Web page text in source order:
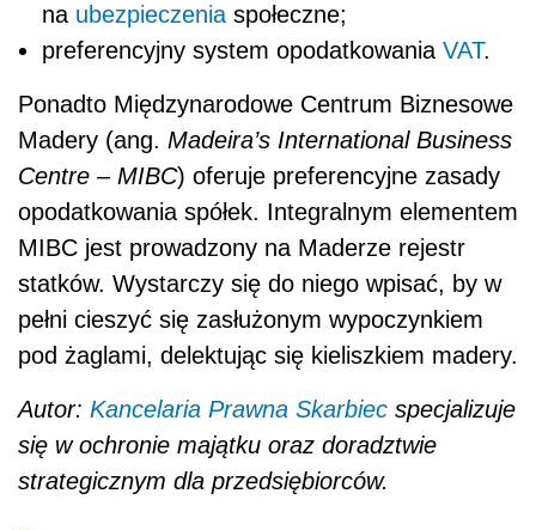
na ubezpieczenia społeczne;
preferencyjny system opodatkowania VAT.
Ponadto Międzynarodowe Centrum Biznesowe
Madery (ang. Madeira’s International Business
Centre – MIBC) oferuje preferencyjne zasady
opodatkowania spółek. Integralnym elementem
MIBC jest prowadzony na Maderze rejestr
statków. Wystarczy się do niego wpisać, by w
pełni cieszyć się zasłużonym wypoczynkiem
pod żaglami, delektując się kieliszkiem madery.
Autor: Kancelaria Prawna Skarbiec specjalizuje
się w ochronie majątku oraz doradztwie
strategicznym dla przedsiębiorców.